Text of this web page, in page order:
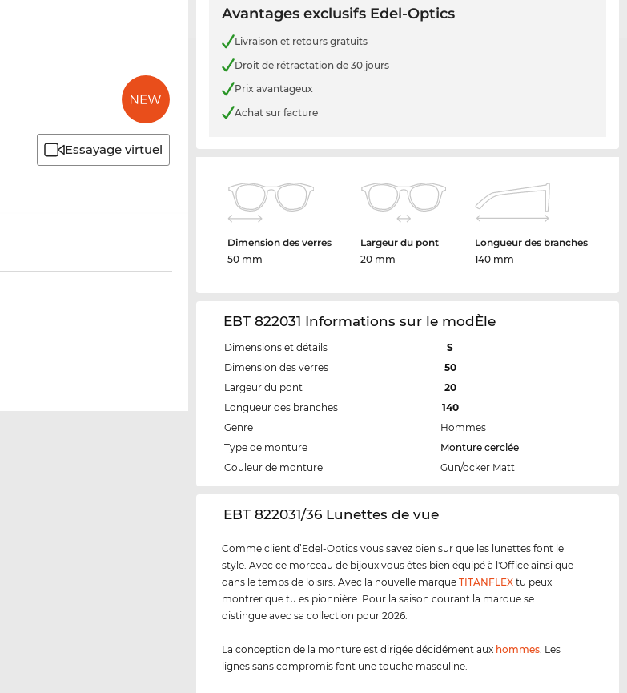
Essayage virtuel
Avantages exclusifs Edel-Optics
Livraison et retours gratuits
Droit de rétractation de 30 jours
Prix avantageux
Achat sur facture
Dimension des verres
50 mm
Largeur du pont
20 mm
Longueur des branches
140 mm
EBT 822031 Informations sur le modÈle
Dimensions et détails
S
Dimension des verres
50
Largeur du pont
20
Longueur des branches
140
Genre
Hommes
Type de monture
Monture cerclée
Couleur de monture
Gun/ocker Matt
‌EBT 822031/36 Lunettes de vue
Comme client d’Edel-Optics vous savez bien sur que les lunettes font le
style. Avec ce morceau de bijoux vous êtes bien équipé à l'Office ainsi que
dans le temps de loisirs. Avec la nouvelle marqueTITANFLEX tu peux
montrer que tu es pionnière. Pour la saison courant la marque se
distingue avec sa collection pour 2026.
La conception de la monture est dirigée décidément aux hommes. Les
lignes sans compromis font une touche masculine.